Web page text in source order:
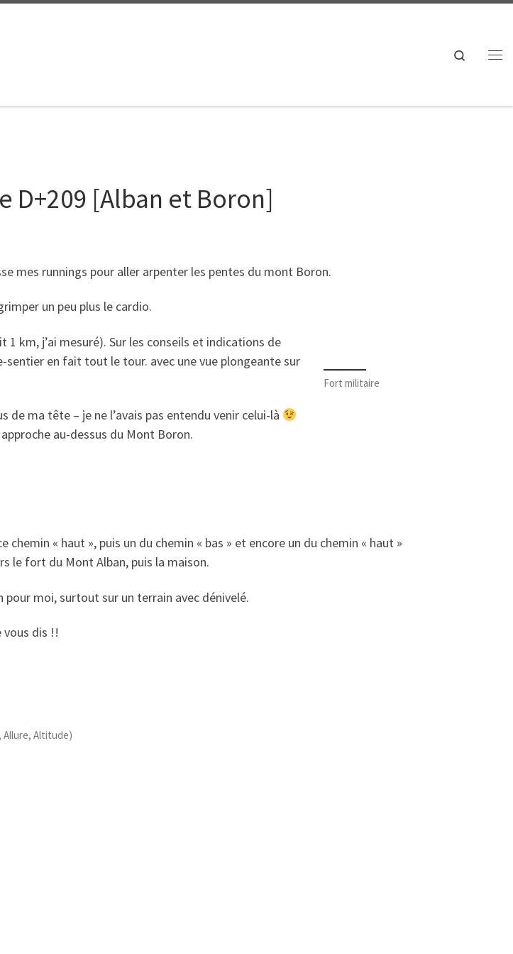
Search
D+209 [Alban et Boron]
mes runnings pour aller arpenter les pentes du mont Boron.
un peu plus le cardio.
Fort militaire
km, j’ai mesuré). Sur les conseils et indications de
en fait tout le tour. avec une vue plongeante sur
ma tête – je ne l’avais pas entendu venir celui-là
au-dessus du Mont Boron.
chemin « haut », puis un du chemin « bas » et encore un du chemin « haut »
le fort du Mont Alban, puis la maison.
pour moi, surtout sur un terrain avec dénivelé.
vous dis !!
Allure, Altitude)